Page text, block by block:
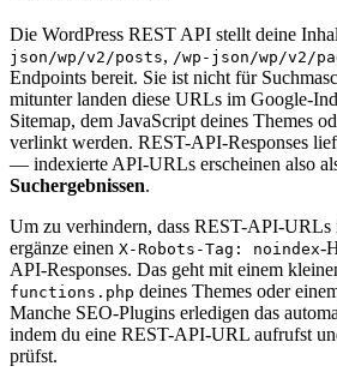
Die WordPress REST API stellt deine
json/wp/v2/posts, /wp-json/wp/v2/
Endpoints bereit. Sie ist nicht für
mitunter landen diese URLs im Google-
Sitemap, dem JavaScript deines Themes
verlinkt werden. REST-API-Responses
— indexierte API-URLs erscheinen also
Suchergebnissen.
Um zu verhindern, dass REST-API-URLs
ergänze einen X-Robots-Tag: noindex-
API-Responses. Das geht mit einem
functions.php deines Themes oder
Manche SEO-Plugins erledigen das
indem du eine REST-API-URL aufrufst
prüfst.